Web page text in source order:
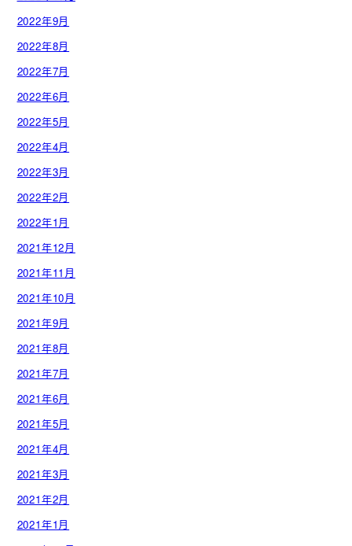
2022年9月
2022年8月
2022年7月
2022年6月
2022年5月
2022年4月
2022年3月
2022年2月
2022年1月
2021年12月
2021年11月
2021年10月
2021年9月
2021年8月
2021年7月
2021年6月
2021年5月
2021年4月
2021年3月
2021年2月
2021年1月